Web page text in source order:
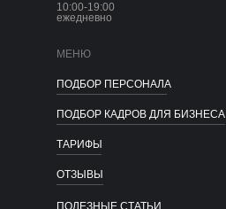
ПОДБОР ПЕРСОНАЛА
ПОЛЕЗНЫЕ СТАТЬИ
ОТЗЫВЫ
ТАРИФЫ
10:00-19:00
ежедневно
МЕНЮ
ПОДБОР КАДРОВ ДЛЯ БИЗНЕСА